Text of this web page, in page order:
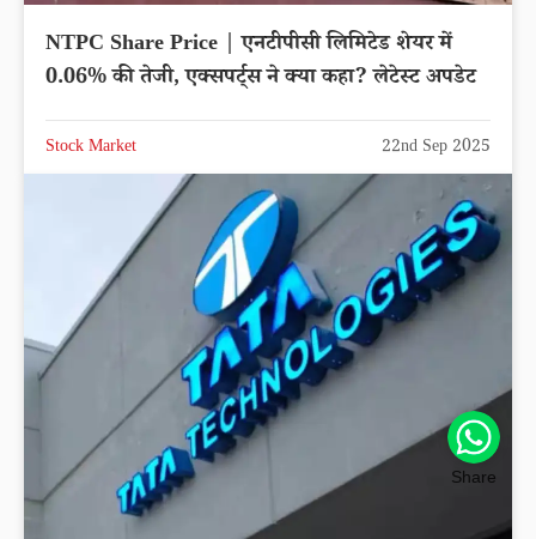
NTPC Share Price | एनटीपीसी लिमिटेड शेयर में
0.06% की तेजी, एक्सपर्ट्स ने क्या कहा? लेटेस्ट अपडेट
Stock Market 22nd Sep 2025
Share